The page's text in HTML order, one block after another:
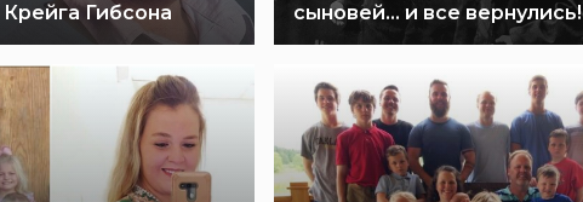
Гибсона
сыновей… и все вернулись!